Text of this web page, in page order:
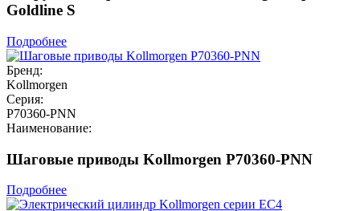
Goldline S
Подробнее
Бренд:
Kollmorgen
Серия:
P70360-PNN
Наименование:
Шаговые приводы Kollmorgen P70360-PNN
Подробнее